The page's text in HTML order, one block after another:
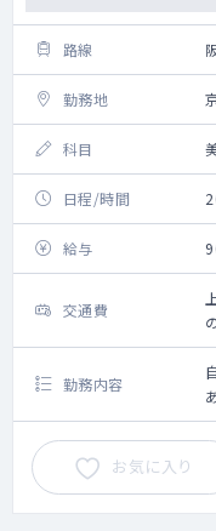
路線
勤務地
科目
日程/時間
給与
交通費
勤務内容
お気に入り